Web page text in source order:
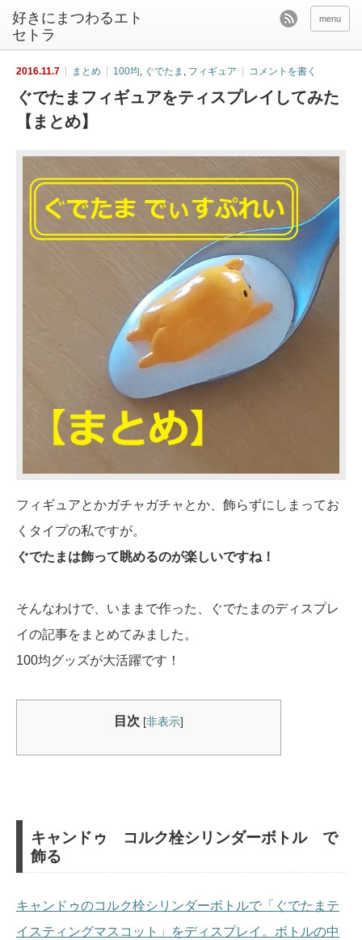
好きにまつわるエト
セトラ
menu
2016.11.7 まとめ 100均, ぐでたま , フィギュア コメントを書く
ぐでたまフィギュアをティスプレイしてみた
【まとめ】
フィギュアとかガチャガチャとか、飾らずにしまってお
くタイプの私ですが。
ぐでたまは飾って眺めるのが楽しいですね！
そんなわけで、いままで作った、ぐでたまのディスプレ
イの記事をまとめてみました。
100均グッズが大活躍です！
目次 [非表示]
キャンドゥ コルク栓シリンダーボトル で
飾る
キャンドゥのコルク栓シリンダーボトルで「ぐでたまテ
イスティングマスコット」をディスプレイ。ボトルの中